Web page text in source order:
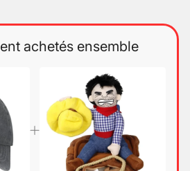
achetés ensemble